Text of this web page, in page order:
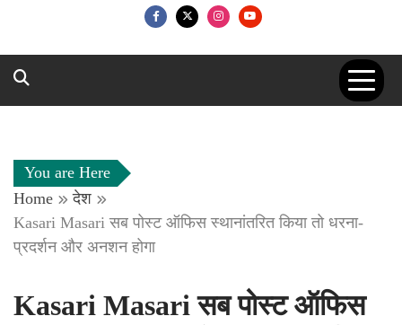
You are Here
Home
देश
Kasari Masari सब पोस्ट ऑफिस स्थानांतरित किया तो धरना-
प्रदर्शन और अनशन होगा
Kasari Masari सब पोस्ट ऑफिस